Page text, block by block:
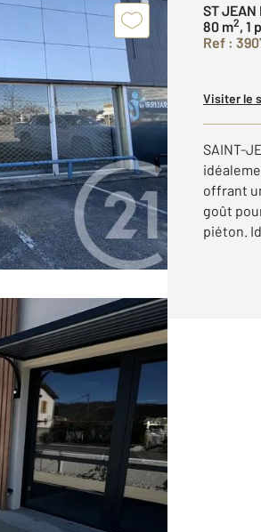
ST JEAN
80 m2, 1
Ref :
Visiter le
SAINT-
offrant
goût
piéton.